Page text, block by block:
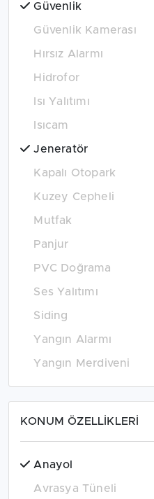
Güvenlik
Güvenlik Kamerası
Hırsız Alarmı
Hidrofor
Isı Yalıtımı
Isıcam
Jeneratör
Kapalı Otopark
Kuzey Cepheli
Mutfak
Panjur
PVC Doğrama
Ses Yalıtımı
Siding
Yangın Alarmı
Yangın Merdiveni
KONUM ÖZELLİKLERİ
Anayol
Avrasya Tüneli